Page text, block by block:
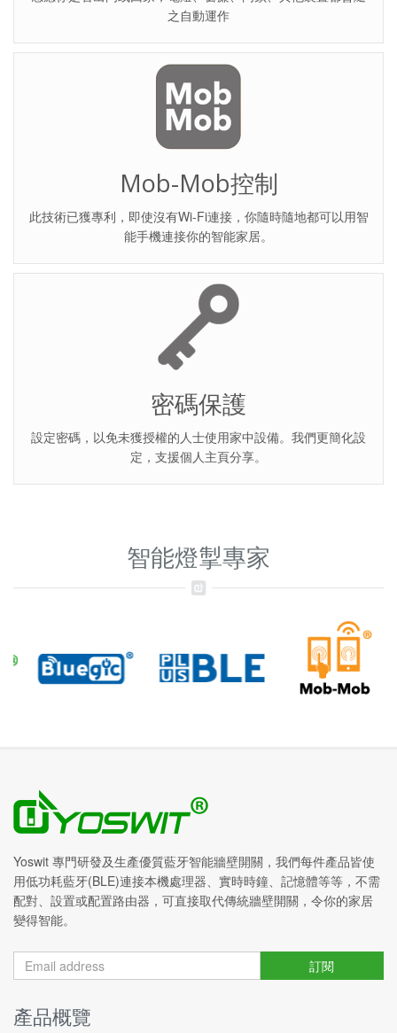
之自動運作
Mob-Mob控制
此技術已獲專利，即使沒有Wi-Fi連接，你隨時隨地都可以用智
能手機連接你的智能家居。
密碼保護
設定密碼，以免未獲授權的人士使用家中設備。我們更簡化設
定，支援個人主頁分享。
智能燈掣專家
Yoswit 專門研發及生產優質藍牙智能牆壁開關，我們每件產品皆使
用低功耗藍牙(BLE)連接本機處理器、實時時鐘、記憶體等等，不需
配對、設置或配置路由器，可直接取代傳統牆壁開關，令你的家居
變得智能。
訂閱
產品概覽